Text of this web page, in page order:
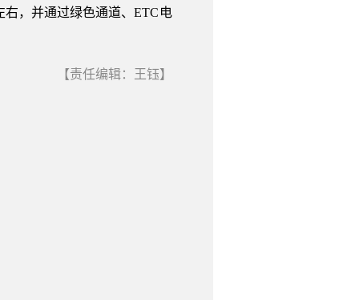
右，并通过绿色通道、ETC电
【责任编辑：王钰】